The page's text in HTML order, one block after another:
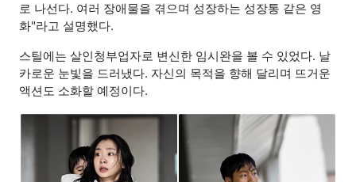
로 나선다. 여러 장애물을 겪으며 성장하는 성장통 같은 영
화"라고 설명했다.
스틸에는 살인청부업자로 변신한 임시완을 볼 수 있었다. 날
카로운 눈빛을 드러냈다. 자신의 목적을 향해 달리며 뜨거운
액션도 소화할 예정이다.